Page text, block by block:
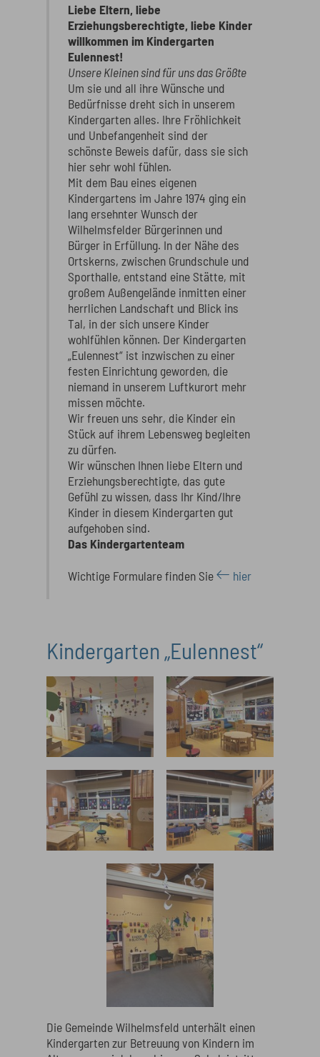
Liebe Eltern, liebe
Erziehungsberechtigte, liebe Kinder
willkommen im Kindergarten
Eulennest!
Unsere Kleinen sind für uns das Größte
Um sie und all ihre Wünsche und
Bedürfnisse dreht sich in unserem
Kindergarten alles. Ihre Fröhlichkeit
und Unbefangenheit sind der
schönste Beweis dafür, dass sie sich
hier sehr wohl fühlen.
Mit dem Bau eines eigenen
Kindergartens im Jahre 1974 ging ein
lang ersehnter Wunsch der
Wilhelmsfelder Bürgerinnen und
Bürger in Erfüllung. In der Nähe des
Ortskerns, zwischen Grundschule und
Sporthalle, entstand eine Stätte, mit
großem Außengelände inmitten einer
herrlichen Landschaft und Blick ins
Tal, in der sich unsere Kinder
wohlfühlen können. Der Kindergarten
„Eulennest“ ist inzwischen zu einer
festen Einrichtung geworden, die
niemand in unserem Luftkurort mehr
missen möchte.
Wir freuen uns sehr, die Kinder ein
Stück auf ihrem Lebensweg begleiten
zu dürfen.
Wir wünschen Ihnen liebe Eltern und
Erziehungsberechtigte, das gute
Gefühl zu wissen, dass Ihr Kind/Ihre
Kinder in diesem Kindergarten gut
aufgehoben sind.
Das Kindergartenteam
Wichtige Formulare finden Sie hier
Kindergarten „Eulennest“
Die Gemeinde Wilhelmsfeld unterhält einen
Kindergarten zur Betreuung von Kindern im